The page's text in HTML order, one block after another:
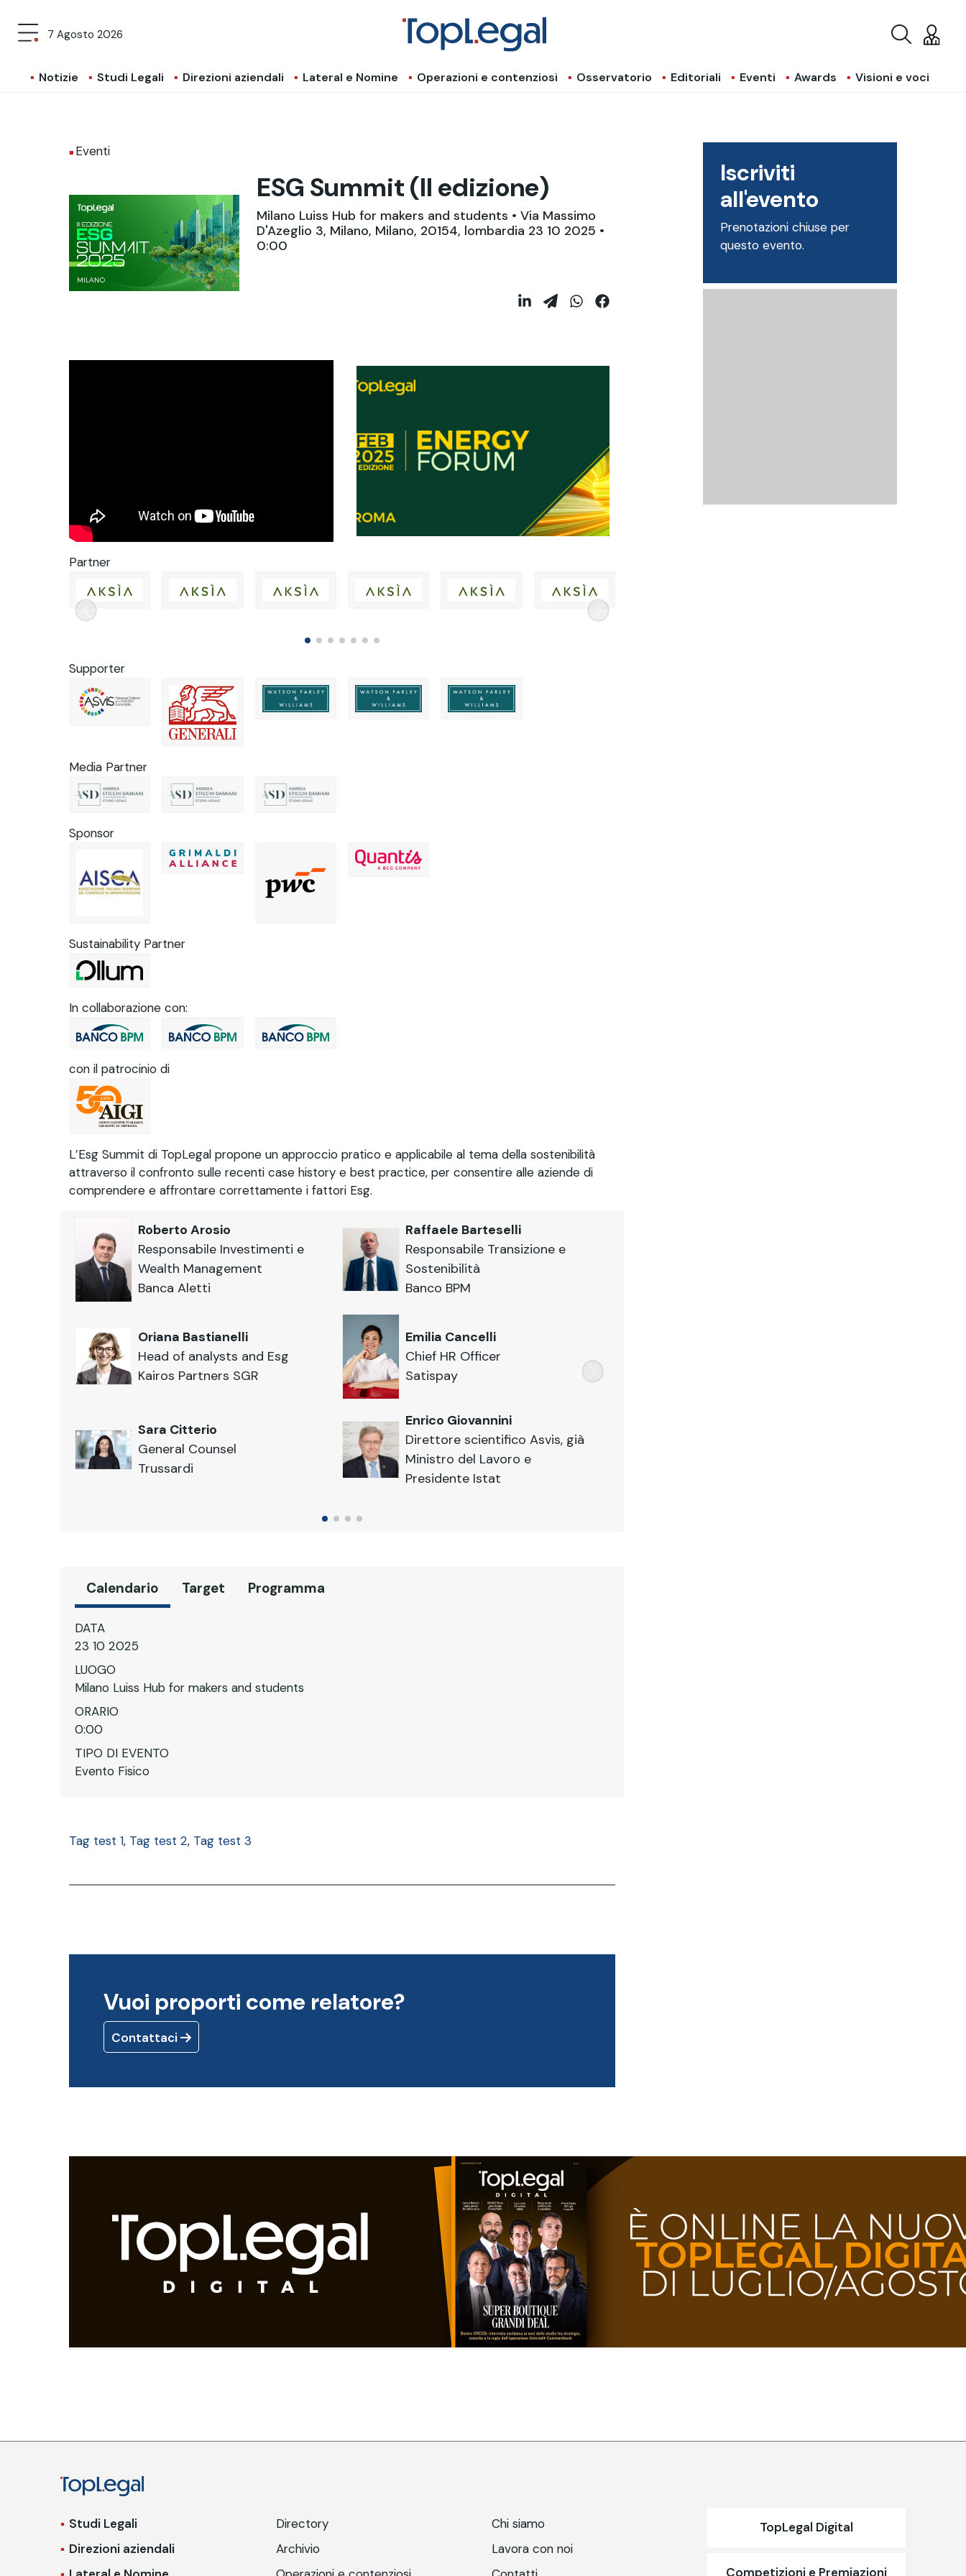
7 Agosto 2026
Notizie Studi Legali Direzioni aziendali Lateral e Nomine Operazioni e contenziosi Osservatorio Editoriali Eventi Awards Visioni e voci
Eventi
ESG Summit (II edizione)
Milano Luiss Hub for makers and students • Via Massimo
D'Azeglio 3, Milano, Milano, 20154, lombardia 23 10 2025 •
0:00
Partner
Supporter
Media Partner
Sponsor
Sustainability Partner
In collaborazione con:
con il patrocinio di
L’Esg Summit di TopLegal propone un approccio pratico e applicabile al tema della sostenibilità
attraverso il confronto sulle recenti case history e best practice, per consentire alle aziende di
comprendere e affrontare correttamente i fattori Esg.
Roberto Arosio
Responsabile Investimenti e
Wealth Management
Banca Aletti
Raffaele Barteselli
Responsabile Transizione e
Sostenibilità
Banco BPM
Oriana Bastianelli
Head of analysts and Esg
Kairos Partners SGR
Emilia Cancelli
Chief HR Officer
Satispay
Sara Citterio
General Counsel
Trussardi
Enrico Giovannini
Direttore scientifico Asvis, già
Ministro del Lavoro e
Presidente Istat
Calendario Target Programma
DATA
23 10 2025
LUOGO
Milano Luiss Hub for makers and students
ORARIO
0:00
TIPO DI EVENTO
Evento Fisico
Tag test 1, Tag test 2, Tag test 3
Vuoi proporti come relatore?
Contattaci
Iscriviti
all'evento
Prenotazioni chiuse per
questo evento.
Studi Legali
Direzioni aziendali
Directory
Archivio
Chi siamo
Lavora con noi
TopLegal Digital
Competizioni e Premiazioni